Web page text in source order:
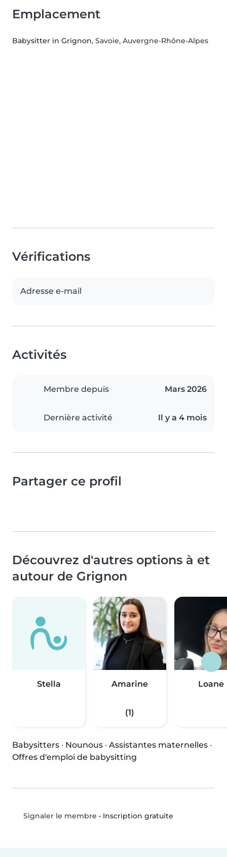
Emplacement
Babysitter in Grignon, Savoie, Auvergne-Rhône-Alpes
Vérifications
Adresse e-mail
Activités
Membre depuis Mars 2026
Dernière activité Il y a 4 mois
Partager ce profil
Découvrez d'autres options à et
autour de Grignon
Stella Amarine
(1)
Loane
Babysitters · Nounous · Assistantes maternelles ·
Offres d'emploi de babysitting
Signaler le membre • Inscription gratuite